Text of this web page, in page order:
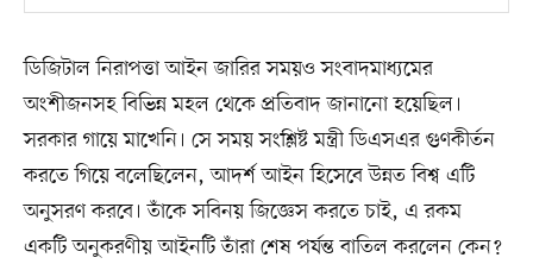
ডিজিটাল নিরাপত্তা আইন জারির সময়ও সংবাদমাধ্যমের
অংশীজনসহ বিভিন্ন মহল থেকে প্রতিবাদ জানানো হয়েছিল।
সরকার গায়ে মাখেনি। সে সময় সংশ্লিষ্ট মন্ত্রী ডিএসএর গুণকীর্তন
করতে গিয়ে বলেছিলেন, আদর্শ আইন হিসেবে উন্নত বিশ্ব এটি
অনুসরণ করবে। তাঁকে সবিনয় জিজ্ঞেস করতে চাই, এ রকম
একটি অনুকরণীয় আইনটি তাঁরা শেষ পর্যন্ত বাতিল করলেন কেন?